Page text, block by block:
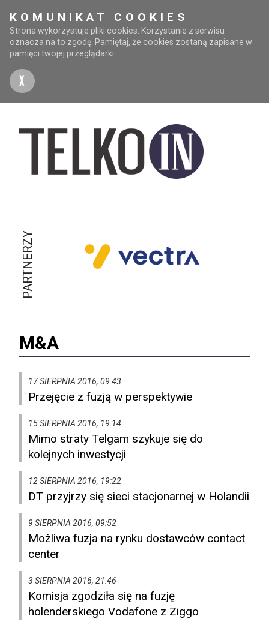
KOMUNIKAT COOKIES
Strona wykorzystuje pliki cookies. Korzystanie z serwisu
oznacza na to zgodę. Pamiętaj, że cookies zostaną zapisane w
pamięci twojej przeglądarki.
X
PARTNERZY
M&A
17 SIERPNIA 2016, 09:43
Przejęcie z fuzją w perspektywie
15 SIERPNIA 2016, 19:14
Mimo straty Telgam szykuje się do
kolejnych inwestycji
12 SIERPNIA 2016, 19:22
DT przyjrzy się sieci stacjonarnej w Holandii
9 SIERPNIA 2016, 09:52
Możliwa fuzja na rynku dostawców contact
center
3 SIERPNIA 2016, 21:46
Komisja zgodziła się na fuzję
holenderskiego Vodafone z Ziggo